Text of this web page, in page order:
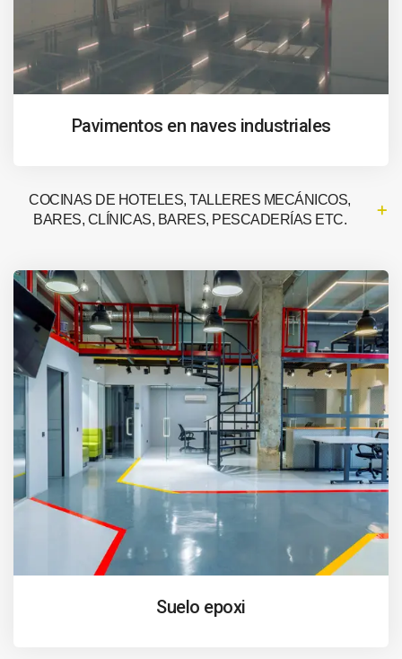
Pavimentos en naves industriales
COCINAS DE HOTELES, TALLERES MECÁNICOS,
BARES, CLÍNICAS, BARES, PESCADERÍAS ETC.
Suelo epoxi